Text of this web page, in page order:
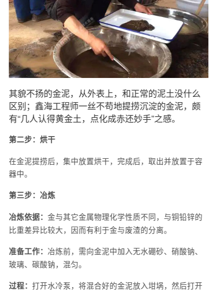
其貌不扬的金泥，从外表上，和正常的泥土没什么
区别；鑫海工程师一丝不苟地提捞沉淀的金泥，颇
有“几人认得黄金土，点化成赤还妙手”之感。
第二步：烘干
在金泥提捞后，集中放置烘干，完成后，取出并放置于容
器中。
第三步：冶炼
冶炼依据： 金与其它金属物理化学性质不同，与铜铅锌的
比重差异比较大，因而有利于金与废渣的分离。
准备工作： 冶炼前，需向金泥中加入无水硼砂、硝酸钠、
玻璃、碳酸钠，混匀。
过程： 打开水冷泵，将混合好的金泥放入坩埚，然后打开